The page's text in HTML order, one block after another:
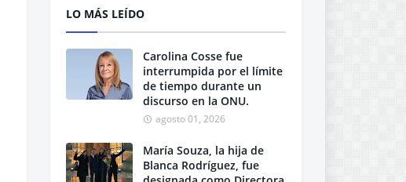
LO MÁS LEÍDO
Carolina Cosse fue
interrumpida por el límite
de tiempo durante un
discurso en la ONU.
agosto 01, 2026
María Souza, la hija de
Blanca Rodríguez, fue